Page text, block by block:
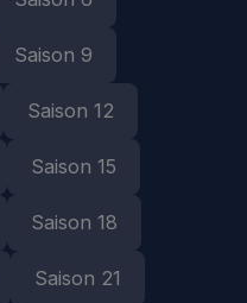
Saison 9
Saison 12
Saison 15
Saison 18
Saison 21